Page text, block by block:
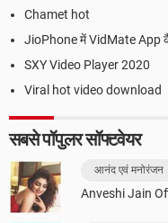
Chamet hot
JioPhone में VidMate App
SXY Video Player 2020
Viral hot video download
सबसे पॉपुलर सॉफ्टवेयर
आनंद एवं मनोरंजन
Anveshi Jain